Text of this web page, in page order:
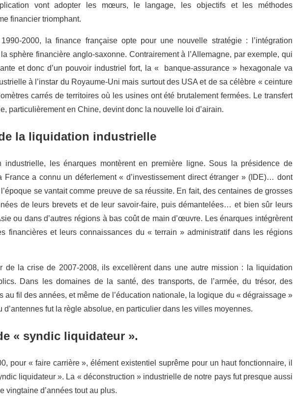
vont adopter les mœurs, le langage, les objectifs et les méthodes
financier triomphant.
2000, la finance française opte pour une nouvelle stratégie : l’intégration
sphère financière anglo-saxonne. Contrairement à l’Allemagne, par exemple, qui
et donc d’un pouvoir industriel fort, la « banque-assurance » hexagonale va
à l’instar du Royaume-Uni mais surtout des USA et de sa célèbre « ceinture
carrés de territoires où les usines ont été brutalement fermées. Le transfert
particulièrement en Chine, devint donc la nouvelle loi d’airain.
la liquidation industrielle
industrielle, les énarques montèrent en première ligne. Sous la présidence de
France a connu un déferlement « d’investissement direct étranger » (IDE)… dont
se vantait comme preuve de sa réussite. En fait, des centaines de grosses
de leurs brevets et de leur savoir-faire, puis démantelées… et bien sûr leurs
ou dans d’autres régions à bas coût de main d’œuvre. Les énarques intégrèrent
financières et leurs connaissances du « terrain » administratif dans les régions
de la crise de 2007-2008, ils excellèrent dans une autre mission : la liquidation
Dans les domaines de la santé, des transports, de l’armée, du trésor, des
au fil des années, et même de l’éducation nationale, la logique du « dégraissage »
d’antennes fut la règle absolue, en particulier dans les villes moyennes.
« syndic liquidateur ».
pour « faire carrière », élément existentiel suprême pour un haut fonctionnaire, il
liquidateur ». La « déconstruction » industrielle de notre pays fut presque aussi
vingtaine d’années tout au plus.